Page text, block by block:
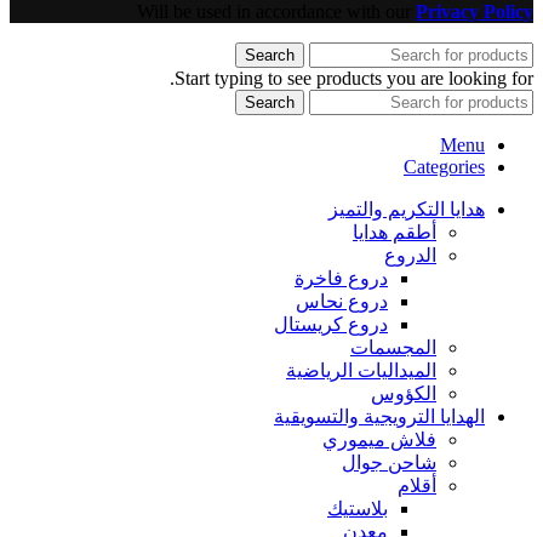
Privacy Policy
Search
Start typing to see products you are looking for.
Search
Menu
Categories
هدايا التكريم والتميز
أطقم هدايا
الدروع
دروع فاخرة
دروع نحاس
دروع كريستال
المجسمات
الميداليات الرياضية
الكؤوس
الهدايا الترويجية والتسويقية
فلاش ميموري
شاحن جوال
أقلام
بلاستيك
معدن